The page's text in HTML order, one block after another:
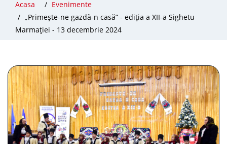
Acasa
Evenimente
„Primește-ne gazdă-n casă” - ediția a XII-a Sighetu
Marmației - 13 decembrie 2024